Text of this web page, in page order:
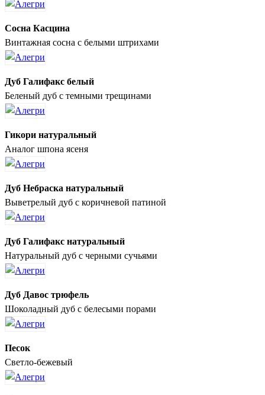
Сосна Касцина
Винтажная сосна с белыми штрихами
Дуб Галифакс белый
Беленый дуб с темными трещинами
Гикори натуральный
Аналог шпона ясеня
Дуб Небраска натуральный
Выветрелый дуб с коричневой патиной
Дуб Галифакс натуральный
Натуральный дуб с черными сучьями
Дуб Давос трюфель
Шоколадный дуб с белесыми порами
Песок
Светло-бежевый